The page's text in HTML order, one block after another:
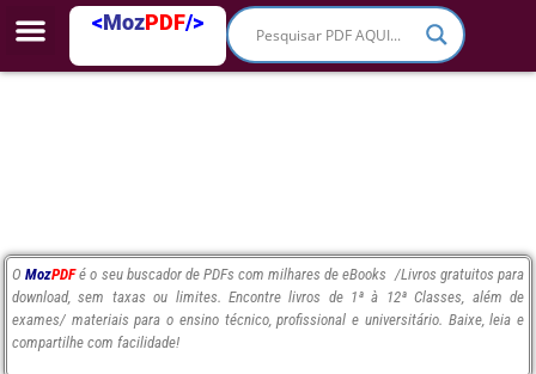
<MozPDF/>
OMozPDF é o seu buscador de PDFs com milhares de eBooks /Livros gratuitos para
download, sem taxas ou limites. Encontre livros de 1ª à 12ª Classes, além de
exames/ materiais para o ensino técnico, profissional e universitário. Baixe, leia e
compartilhe com facilidade!